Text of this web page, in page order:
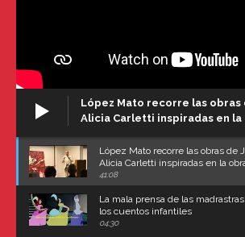
López Mato recorre las obras
Alicia Carletti inspiradas en la
López Mato recorre las obras de
Alicia Carletti inspiradas en la
Carroll
41:08
La mala prensa de las
los cuentos infantiles
04:30